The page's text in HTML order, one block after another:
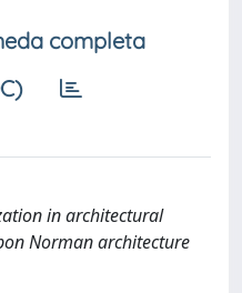
completa
in architectural
Norman architecture